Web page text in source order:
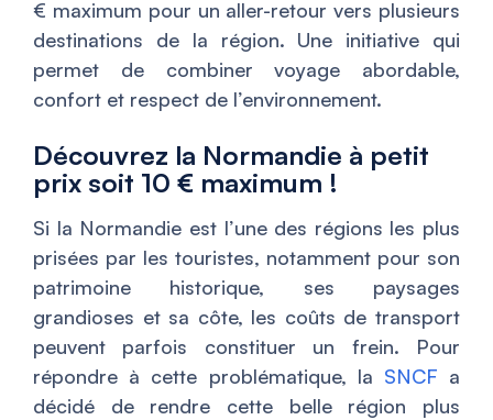
€ maximum pour un aller-retour vers plusieurs
destinations de la région. Une initiative qui
permet de combiner voyage abordable,
confort et respect de l’environnement.
Découvrez la Normandie à petit
prix soit 10 € maximum !
Si la Normandie est l’une des régions les plus
prisées par les touristes, notamment pour son
patrimoine historique, ses paysages
grandioses et sa côte, les coûts de transport
peuvent parfois constituer un frein. Pour
répondre à cette problématique, la SNCF a
décidé de rendre cette belle région plus